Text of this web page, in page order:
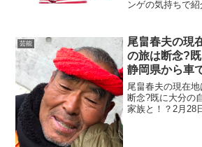
ンゲの気持ちで紹
甥の名前は結衣(
笑いをわかって
芸能
尾畠春夫の現
の旅は断念?
静岡県から車
はどうなるか?
尾畠春夫の現在
断念?既に大分の
家族と！？2月28